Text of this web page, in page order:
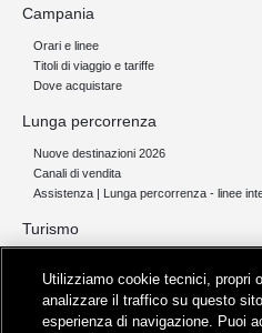
Campania
Orari e linee
Titoli di viaggio e tariffe
Dove acquistare
Lunga percorrenza
Nuove destinazioni 2026
Canali di vendita
Assistenza | Lunga percorrenza - linee
Turismo
Servizi per aeroporti
Servizi di noleggio con conducente
Servizio di navigazione sul Lago
Utilizziamo cookie tecnici, propri
analizzare il traffico su questo
esperienza di navigazione. Puoi